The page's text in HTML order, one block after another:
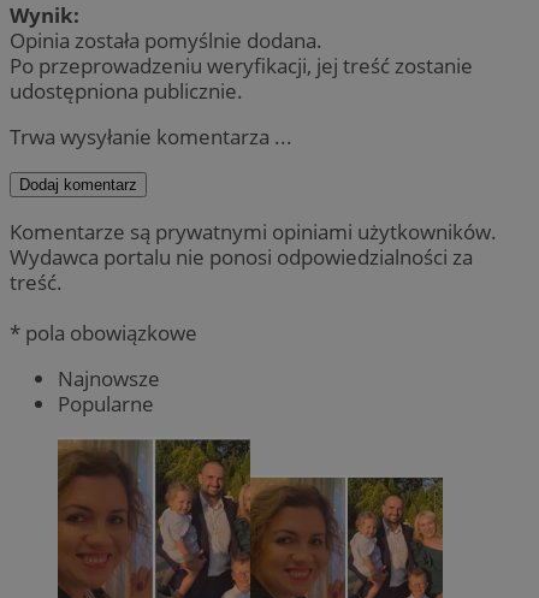
Wynik:
Opinia została pomyślnie dodana.
Po przeprowadzeniu weryfikacji, jej treść zostanie
udostępniona publicznie.
Trwa wysyłanie komentarza ...
Dodaj komentarz
Komentarze są prywatnymi opiniami użytkowników.
Wydawca portalu nie ponosi odpowiedzialności za
treść.
* pola obowiązkowe
Najnowsze
Popularne